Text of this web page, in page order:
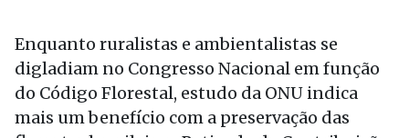
Enquanto ruralistas e ambientalistas se
digladiam no Congresso Nacional em função
do Código Florestal, estudo da ONU indica
mais um benefício com a preservação das